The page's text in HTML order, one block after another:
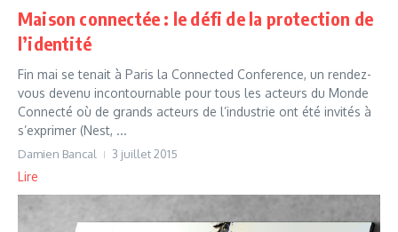
Maison connectée : le défi de la protection de
l’identité
Fin mai se tenait à Paris la Connected Conference, un rendez-
vous devenu incontournable pour tous les acteurs du Monde
Connecté où de grands acteurs de l’industrie ont été invités à
s’exprimer (Nest, ...
Damien Bancal 3 juillet 2015
Lire